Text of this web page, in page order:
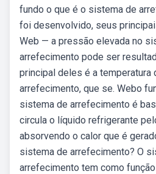
fundo o que é o sistema de
foi desenvolvido, seus
Web — a pressão elevada no
arrefecimento pode ser
principal deles é a temperatura
arrefecimento, que se. Webo
sistema de arrefecimento é
circula o líquido refrigerante
absorvendo o calor que é
sistema de arrefecimento? O
arrefecimento tem como